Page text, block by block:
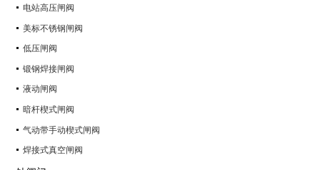
电站高压闸阀
美标不锈钢闸阀
低压闸阀
锻钢焊接闸阀
液动闸阀
暗杆楔式闸阀
气动带手动楔式闸阀
焊接式真空闸阀